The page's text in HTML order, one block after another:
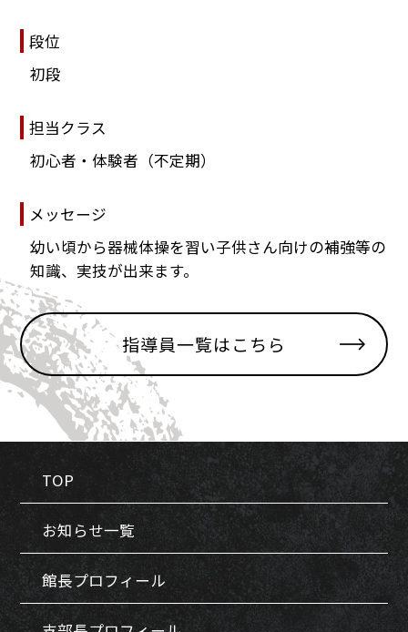
段位
初段
担当クラス
初心者・体験者（不定期）
メッセージ
幼い頃から器械体操を習い子供さん向けの補強等の
知識、実技が出来ます。
指導員一覧はこちら
TOP
お知らせ一覧
館長プロフィール